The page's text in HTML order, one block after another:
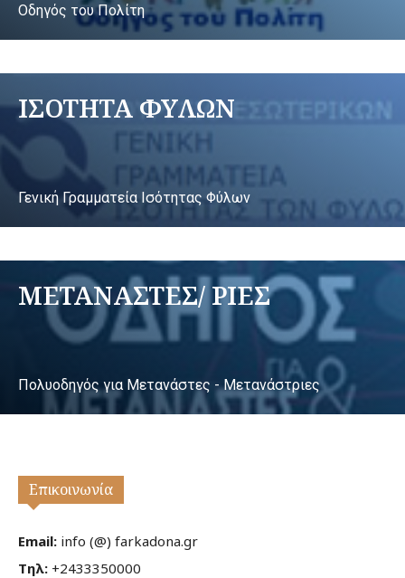
Οδηγός του Πολίτη
ΙΣΟΤΗΤΑ ΦΥΛΩΝ
Γενική Γραμματεία Ισότητας Φύλων
ΜΕΤΑΝΑΣΤΕΣ/ ΡΙΕΣ
Πολυοδηγός για Μετανάστες - Μετανάστριες
Επικοινωνία
Email: info (@) farkadona.gr
Τηλ: +2433350000